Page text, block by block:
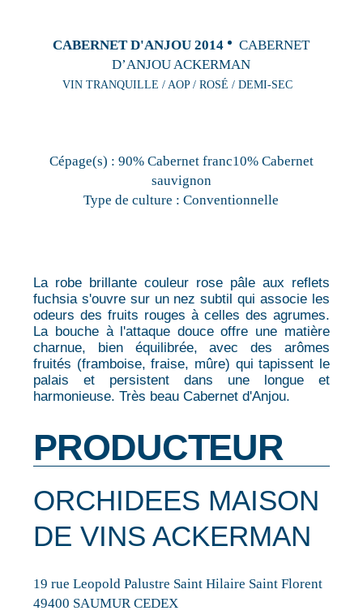
CABERNET D'ANJOU 2014
CABERNET
D’ANJOU ACKERMAN
VIN TRANQUILLE / AOP / ROSÉ / DEMI-SEC
Cépage(s) : 90% Cabernet franc10% Cabernet
sauvignon
Type de culture : Conventionnelle
La robe brillante couleur rose pâle aux reflets
fuchsia s'ouvre sur un nez subtil qui associe les
odeurs des fruits rouges à celles des agrumes.
La bouche à l'attaque douce offre une matière
charnue, bien équilibrée, avec des arômes
fruités (framboise, fraise, mûre) qui tapissent le
palais et persistent dans une longue et
harmonieuse. Très beau Cabernet d'Anjou.
PRODUCTEUR
ORCHIDEES MAISON
DE VINS ACKERMAN
19 rue Leopold Palustre Saint Hilaire Saint Florent
49400 SAUMUR CEDEX